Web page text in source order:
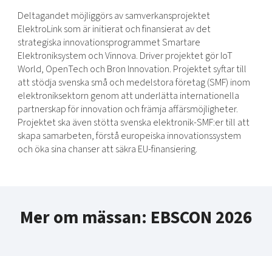
Deltagandet möjliggörs av samverkansprojektet
ElektroLink som är initierat och finansierat av det
strategiska innovationsprogrammet Smartare
Elektroniksystem och Vinnova. Driver projektet gör IoT
World, OpenTech och Bron Innovation. Projektet syftar till
att stödja svenska små och medelstora företag (SMF) inom
elektroniksektorn genom att underlätta internationella
partnerskap för innovation och främja affärsmöjligheter.
Projektet ska även stötta svenska elektronik-SMF:er till att
skapa samarbeten, förstå europeiska innovationssystem
och öka sina chanser att säkra EU-finansiering.
Mer om mässan: EBSCON 2026